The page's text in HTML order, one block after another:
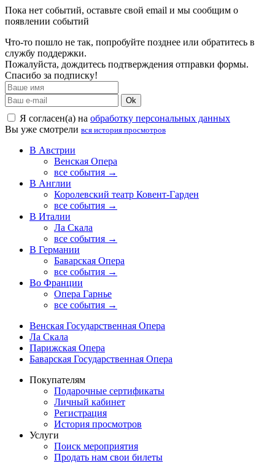
Пока нет событий, оставьте свой email и мы сообщим о
появлении событий
Что-то пошло не так, попробуйте позднее или обратитесь в
службу поддержки.
Пожалуйста, дождитесь подтверждения отправки формы.
Спасибо за подписку!
Ok
Я согласен(а) на обработку персональных данных
Вы уже смотрели вся история просмотров
В Австрии
Венская Опера
все события →
В Англии
Королевский театр Ковент-Гарден
все события →
В Италии
Ла Скала
все события →
В Германии
Баварская Опера
все события →
Во Франции
Опера Гарнье
все события →
Венская Государственная Опера
Ла Скала
Парижская Опера
Баварская Государственная Опера
Покупателям
Подарочные сертификаты
Личный кабинет
Регистрация
История просмотров
Услуги
Поиск мероприятия
Продать нам свои билеты